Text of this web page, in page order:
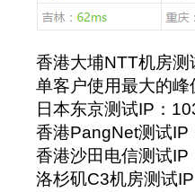
香港大埔NTT机房
单客户使用最大的峰
日本东京测试IP：
香港PangNet测试
香港沙田电信测试
洛杉矶C3机房测试